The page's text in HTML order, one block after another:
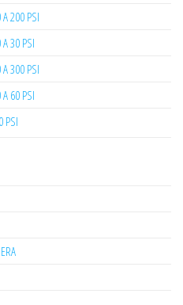
200 PSI
30 PSI
300 PSI
60 PSI
PSI